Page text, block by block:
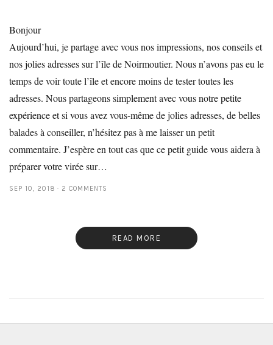
Bonjour
Aujourd’hui, je partage avec vous nos impressions, nos conseils et
nos jolies adresses sur l’île de Noirmoutier. Nous n’avons pas eu le
temps de voir toute l’île et encore moins de tester toutes les
adresses. Nous partageons simplement avec vous notre petite
expérience et si vous avez vous-même de jolies adresses, de belles
balades à conseiller, n’hésitez pas à me laisser un petit
commentaire. J’espère en tout cas que ce petit guide vous aidera à
préparer votre virée sur…
SEP 10, 2018 2 COMMENTS
READ MORE